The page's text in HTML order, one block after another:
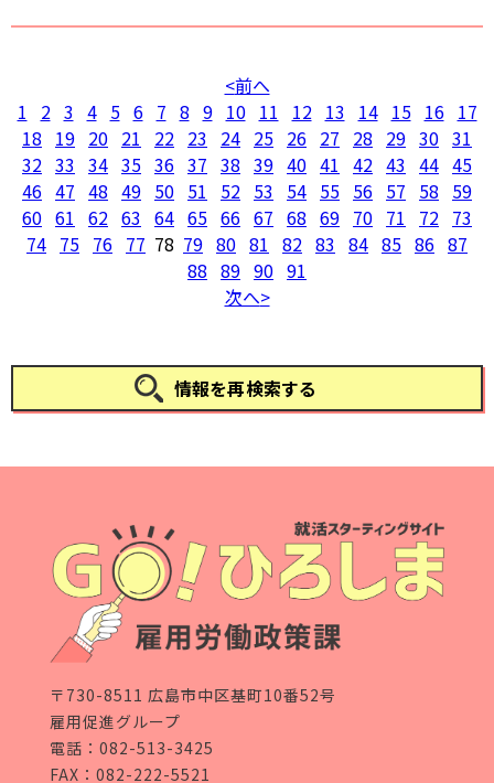
前へ
1
2 3 4 5 6 7 8 9 10 11 12 13 14 15 16 17
18 19 20 21 22 23 24 25 26 27 28 29 30 31
32 33 34 35 36 37 38 39 40 41 42 43 44 45
46 47 48 49 50 51 52 53 54 55 56 57 58 59
60 61 62 63 64 65 66 67 68 69 70 71 72 73
74 75 76 77 78 79 80 81 82 83 84 85 86 87
88 89 90 91
次へ
情報を再検索する
〒730-8511 広島市中区基町10番52号
雇用促進グループ
電話： 082-513-3425
FAX：082-222-5521